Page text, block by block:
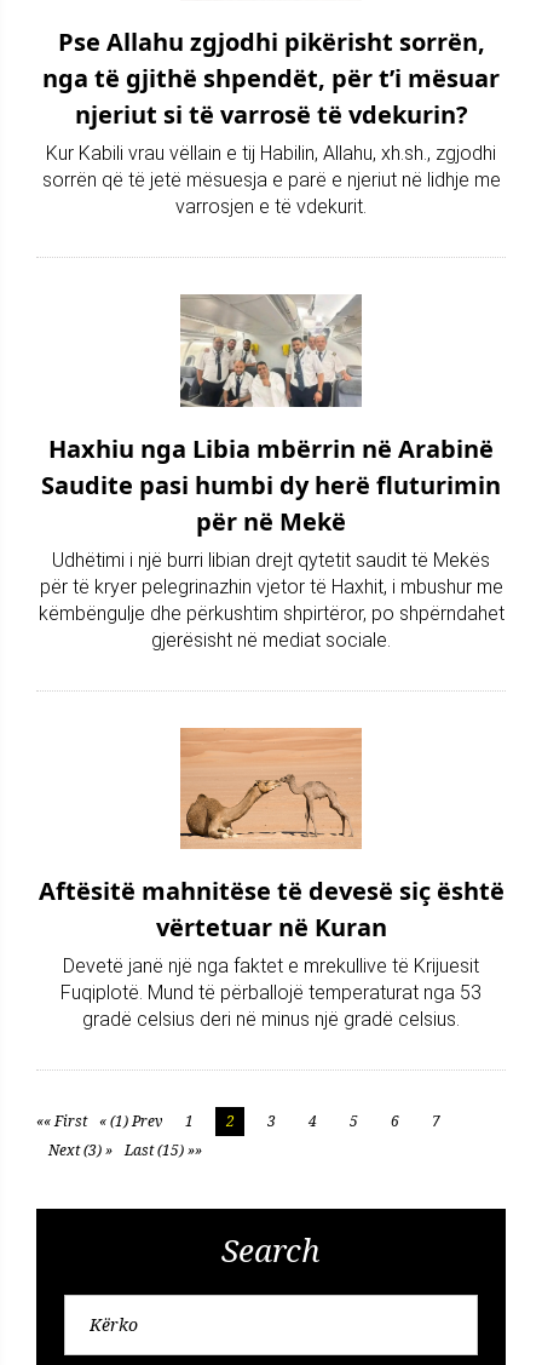
Pse Allahu zgjodhi pikërisht sorrën,
nga të gjithë shpendët, për t’i mësuar
njeriut si të varrosë të vdekurin?
Kur Kabili vrau vëllain e tij Habilin, Allahu, xh.sh., zgjodhi
sorrën që të jetë mësuesja e parë e njeriut në lidhje me
varrosjen e të vdekurit.
Haxhiu nga Libia mbërrin në Arabinë
Saudite pasi humbi dy herë fluturimin
për në Mekë
Udhëtimi i një burri libian drejt qytetit saudit të Mekës
për të kryer pelegrinazhin vjetor të Haxhit, i mbushur me
këmbëngulje dhe përkushtim shpirtëror, po shpërndahet
gjerësisht në mediat sociale.
Aftësitë mahnitëse të devesë siç është
vërtetuar në Kuran
Devetë janë një nga faktet e mrekullive të Krijuesit
Fuqiplotë. Mund të përballojë temperaturat nga 53
gradë celsius deri në minus një gradë celsius.
«« First « (1) Prev 1 2 3 4 5 6
7
Next (3) » Last (15) »»
Search